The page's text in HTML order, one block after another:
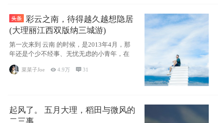
彩云之南，待得越久越想隐居
(大理丽江西双版纳三城游)
第一次来到 云南 的时候，是2013年4月，那
年还是个少不经事、无忧无虑的小青年，在
菜菜子Joe 4.9万  31
起风了。 五月大理，稻田与微风的